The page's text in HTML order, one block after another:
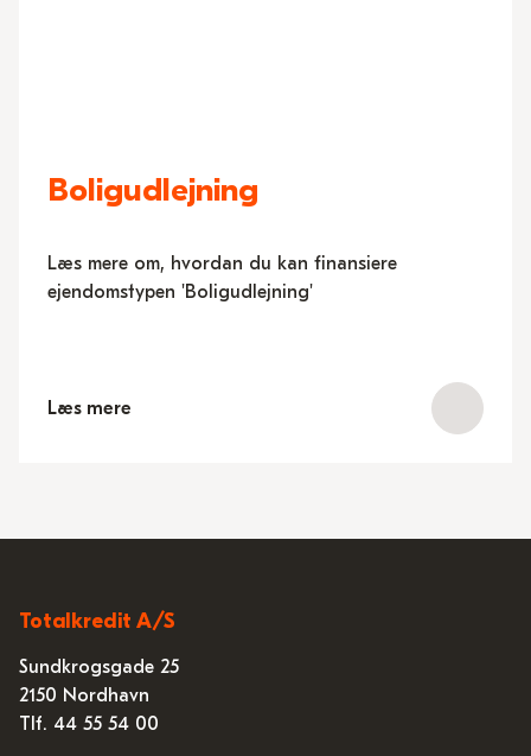
Boligudlejning
Læs mere om, hvordan du kan finansiere
ejendomstypen 'Boligudlejning'
Læs mere
Totalkredit A/S
Sundkrogsgade 25
2150 Nordhavn
Tlf. 44 55 54 00